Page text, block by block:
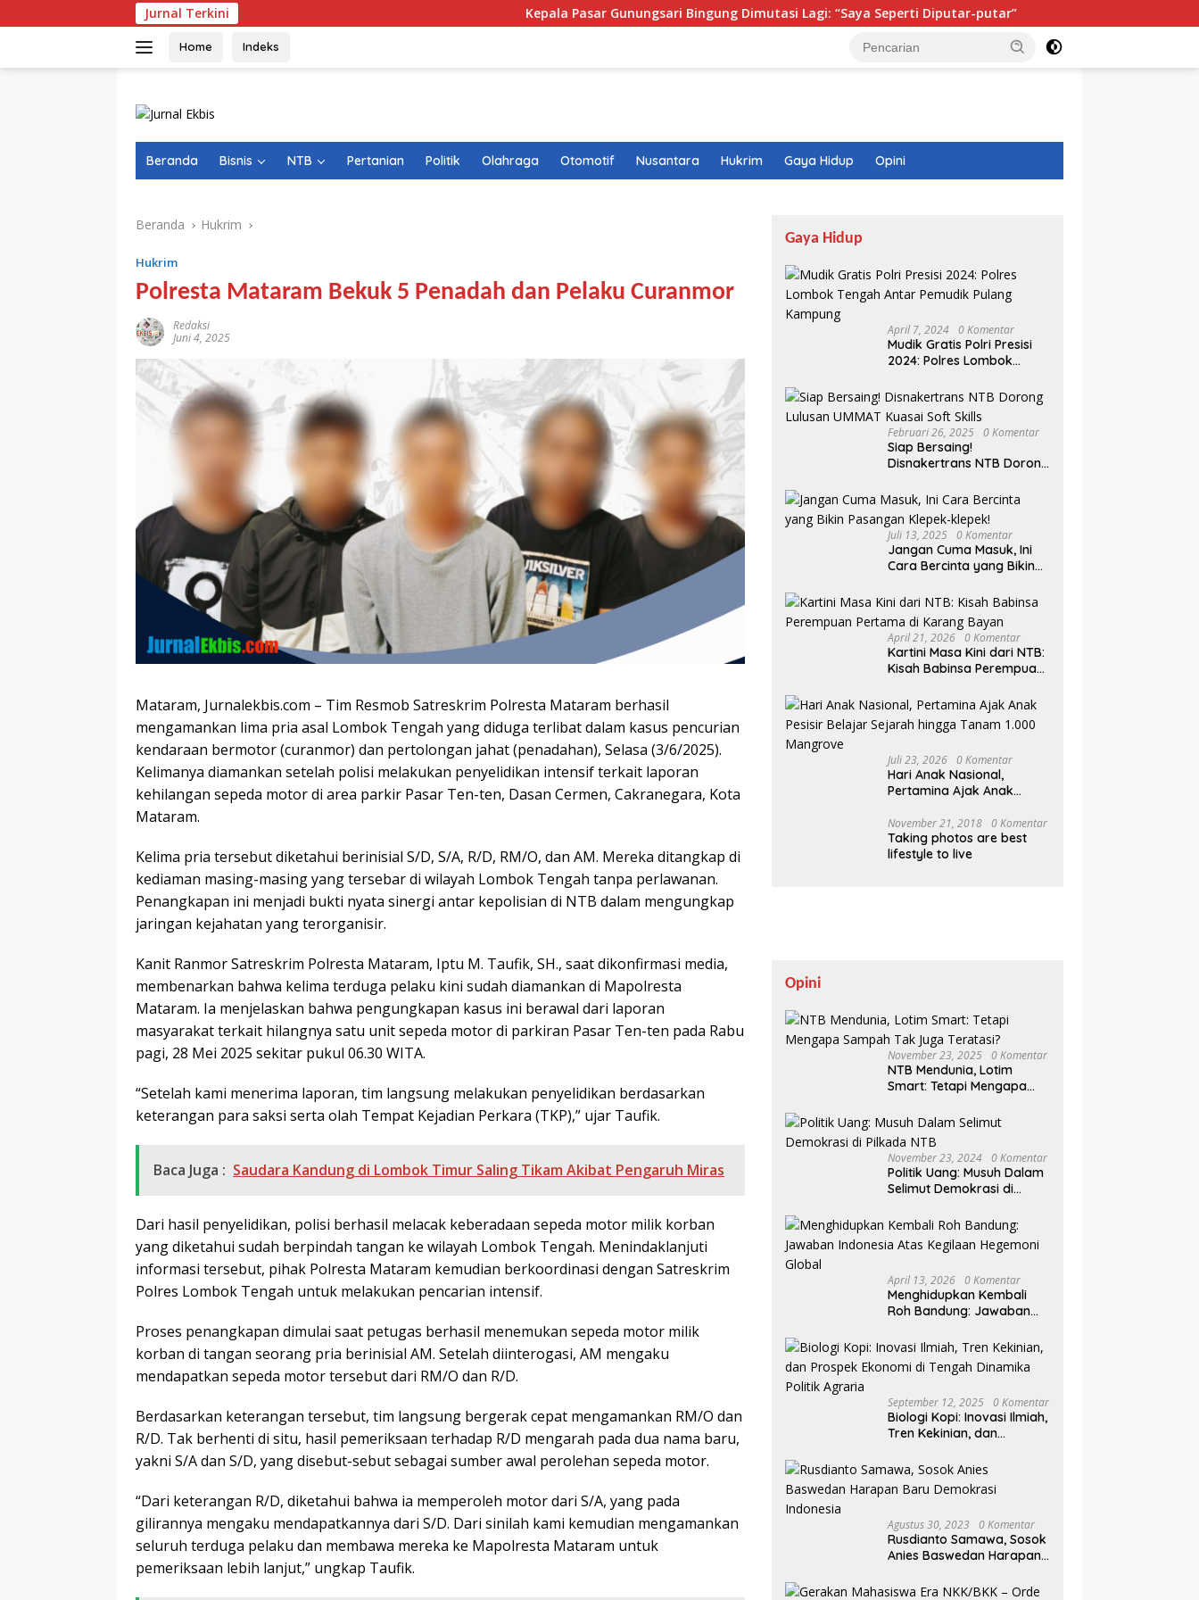
ke
Jurnal Terkini Kepala Pasar Gunungsari Bingung Dimutasi Lagi: “Saya Seperti Diputar-putar” Isi Buku Pelajaran Akan
Home Indeks
Beranda Bisnis NTB Pertanian Politik Olahraga Otomotif Nusantara Hukrim Gaya Hidup Opini
Beranda Hukrim
Hukrim
Polresta Mataram Bekuk 5 Penadah dan Pelaku Curanmor
Redaksi
Juni 4, 2025
Mataram, Jurnalekbis.com – Tim Resmob Satreskrim Polresta Mataram berhasil
mengamankan lima pria asal Lombok Tengah yang diduga terlibat dalam kasus pencurian
kendaraan bermotor (curanmor) dan pertolongan jahat (penadahan), Selasa (3/6/2025).
Kelimanya diamankan setelah polisi melakukan penyelidikan intensif terkait laporan
kehilangan sepeda motor di area parkir Pasar Ten-ten, Dasan Cermen, Cakranegara, Kota
Mataram.
Kelima pria tersebut diketahui berinisial S/D, S/A, R/D, RM/O, dan AM. Mereka ditangkap di
kediaman masing-masing yang tersebar di wilayah Lombok Tengah tanpa perlawanan.
Penangkapan ini menjadi bukti nyata sinergi antar kepolisian di NTB dalam mengungkap
jaringan kejahatan yang terorganisir.
Kanit Ranmor Satreskrim Polresta Mataram, Iptu M. Taufik, SH., saat dikonfirmasi media,
membenarkan bahwa kelima terduga pelaku kini sudah diamankan di Mapolresta
Mataram. Ia menjelaskan bahwa pengungkapan kasus ini berawal dari laporan
masyarakat terkait hilangnya satu unit sepeda motor di parkiran Pasar Ten-ten pada Rabu
pagi, 28 Mei 2025 sekitar pukul 06.30 WITA.
“Setelah kami menerima laporan, tim langsung melakukan penyelidikan berdasarkan
keterangan para saksi serta olah Tempat Kejadian Perkara (TKP),” ujar Taufik.
Baca Juga : Saudara Kandung di Lombok Timur Saling Tikam Akibat Pengaruh Miras
Dari hasil penyelidikan, polisi berhasil melacak keberadaan sepeda motor milik korban
yang diketahui sudah berpindah tangan ke wilayah Lombok Tengah. Menindaklanjuti
informasi tersebut, pihak Polresta Mataram kemudian berkoordinasi dengan Satreskrim
Polres Lombok Tengah untuk melakukan pencarian intensif.
Proses penangkapan dimulai saat petugas berhasil menemukan sepeda motor milik
korban di tangan seorang pria berinisial AM. Setelah diinterogasi, AM mengaku
mendapatkan sepeda motor tersebut dari RM/O dan R/D.
Berdasarkan keterangan tersebut, tim langsung bergerak cepat mengamankan RM/O dan
R/D. Tak berhenti di situ, hasil pemeriksaan terhadap R/D mengarah pada dua nama baru,
yakni S/A dan S/D, yang disebut-sebut sebagai sumber awal perolehan sepeda motor.
“Dari keterangan R/D, diketahui bahwa ia memperoleh motor dari S/A, yang pada
gilirannya mengaku mendapatkannya dari S/D. Dari sinilah kami kemudian mengamankan
seluruh terduga pelaku dan membawa mereka ke Mapolresta Mataram untuk
pemeriksaan lebih lanjut,” ungkap Taufik.
Gaya Hidup
April 7, 2024 0 Komentar
Mudik Gratis Polri Presisi
2024: Polres Lombok
Pulang Kampung
Februari 26, 2025 0 Komentar
Siap Bersaing!
Disnakertrans NTB Dorong
Soft Skills
Juli 13, 2025 0 Komentar
Jangan Cuma Masuk, Ini
Cara Bercinta yang Bikin
April 21, 2026 0 Komentar
Kartini Masa Kini dari NTB:
Kisah Babinsa Perempuan
Juli 23, 2026 0 Komentar
Hari Anak Nasional,
Pertamina Ajak Anak
hingga Tanam 1.000
Mangrove
November 21, 2018 0 Komentar
Taking photos are best
lifestyle to live
Opini
November 23, 2025 0 Komentar
NTB Mendunia, Lotim
Smart: Tetapi Mengapa
Teratasi?
November 23, 2024 0 Komentar
Politik Uang: Musuh Dalam
Selimut Demokrasi di
April 13, 2026 0 Komentar
Menghidupkan Kembali
Roh Bandung: Jawaban
Hegemoni Global
September 12, 2025 0 Komentar
Biologi Kopi: Inovasi Ilmiah,
Tren Kekinian, dan
Tengah Dinamika Politik
Agraria
Agustus 30, 2023 0 Komentar
Rusdianto Samawa, Sosok
Anies Baswedan Harapan